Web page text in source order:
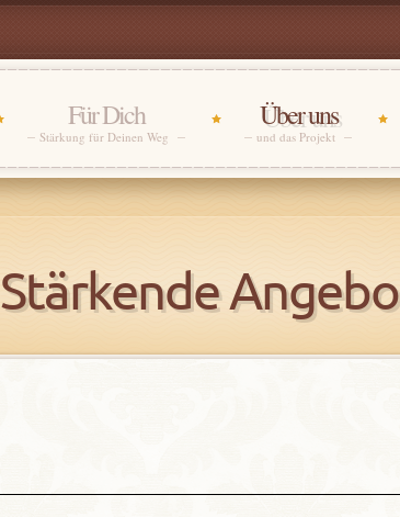
Für Dich
Stärkung für Deinen Weg
Über uns
und das Projekt
Stärkende